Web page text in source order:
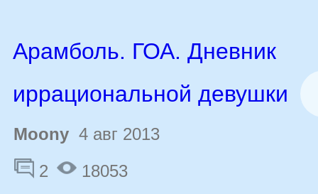
Арамболь. ГОА. Дневник
иррациональной девушки
Moony 4 авг 2013
2
18053